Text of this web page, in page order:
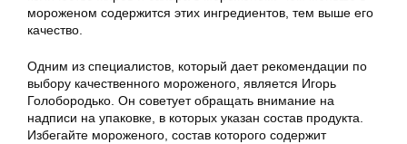
мороженом содержится этих ингредиентов, тем выше его
качество.
Одним из специалистов, который дает рекомендации по
выбору качественного мороженого, является Игорь
Голобородько. Он советует обращать внимание на
надписи на упаковке, в которых указан состав продукта.
Избегайте мороженого, состав которого содержит